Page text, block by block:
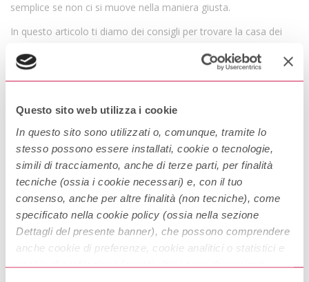
Questo sito web utilizza i cookie
In questo sito sono utilizzati o, comunque, tramite lo
stesso possono essere installati, cookie o tecnologie,
simili di tracciamento, anche di terze parti, per finalità
tecniche (ossia i cookie necessari) e, con il tuo
consenso, anche per altre finalità (non tecniche), come
specificato nella cookie policy (ossia nella sezione
Dettagli del presente banner), che possono comprendere
anche cookie di preferenze, cookie analitici o statistici e
cookie di profilazione (questi ultimi sono denominati
semplice se non ci si muove nella maniera giusta.
In questo articolo ti diamo dei consigli per trovare la casa dei
Prima di tutto consigliamo di vedere molte opzioni diverse, per
perfetta. Quella in grado di soddisfare in pieno tutte le tue
casa che più ti piace, prima di prendere una decisione definitiva.
Utile è fare molte fotografie e prendere le misure necessarie poi
per arredarla. Durante le tue visite controlla bene i dettagli e che
tutto sia funzionante e di qualità.
Una volta scelta la casa, bisognerà fare attenzione ai documenti
che da richiedere all’agenzia immobiliare o direttamente al